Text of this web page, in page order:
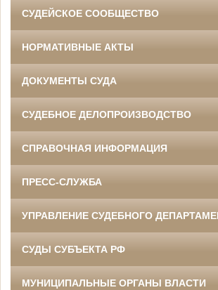
СУДЕЙСКОЕ СООБЩЕСТВО
НОРМАТИВНЫЕ АКТЫ
ДОКУМЕНТЫ СУДА
СУДЕБНОЕ ДЕЛОПРОИЗВОДСТВО
СПРАВОЧНАЯ ИНФОРМАЦИЯ
ПРЕСС-СЛУЖБА
УПРАВЛЕНИЕ СУДЕБНОГО
СУДЫ СУБЪЕКТА РФ
МУНИЦИПАЛЬНЫЕ ОРГАНЫ ВЛАСТИ